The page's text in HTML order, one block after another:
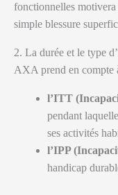
fonctionnelles motivera
simple blessure
2. La durée et le type
AXA prend en compte
l’ITT
pendant
ses activités
l’IPP
handicap